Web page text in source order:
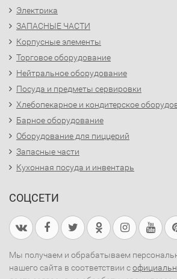
Электрика
ЗАПАСНЫЕ ЧАСТИ
Корпусные элементы
Торговое оборудование
Нейтральное оборудование
Посуда и предметы сервировки
Хлебопекарное и кондитерское
Барное оборудование
Оборудование для пиццерий
Запасные части
Кухонная посуда и инвентарь
СОЦСЕТИ
Мы получаем и обрабатываем
нашего сайта в соответствии с